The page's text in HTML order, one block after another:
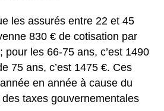
les assurés entre 22 et 45
830 € de cotisation par
pour les 66-75 ans, c’est 1490
75 ans, c’est 1475 €. Ces
en année à cause du
taxes gouvernementales